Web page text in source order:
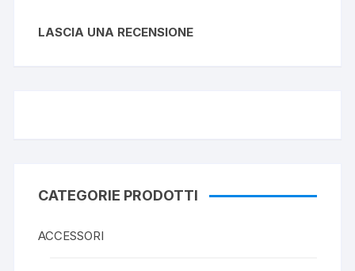
LASCIA UNA RECENSIONE
CATEGORIE PRODOTTI
ACCESSORI